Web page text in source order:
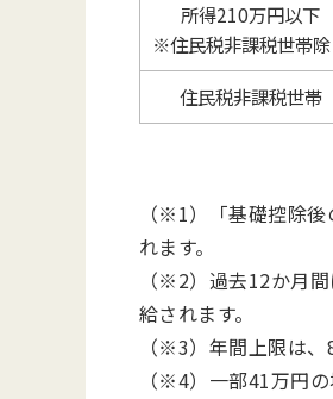
所得210万円以下
※住民税非課税世帯除
住民税非課税世帯
（※1）「基礎控除
れます。
（※2）過去12か月
給されます。
（※3）年間上限は
（※4）一部41万円の